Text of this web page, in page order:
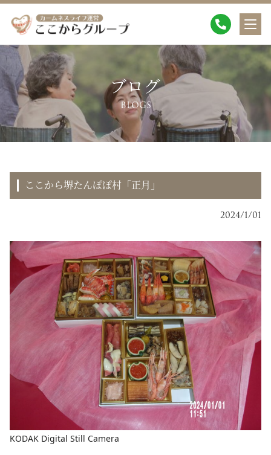
ブログ
BLOGS
ここから堺たんぽぽ村「正月」
2024/1/01
KODAK Digital Still Camera